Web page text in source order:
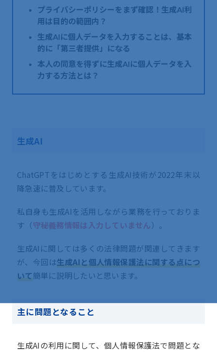
プライバシーポリシーをまず確認！生成AI利
用は目的の範囲内？
生成AIに個人データを入力することは、基本
的に「第三者提供」になる
本人の同意を得ずに生成AIに個人データを入
力する方法とは？
生成AI
ChatGPTをはじめとする生成AI技術が2022年末以
降急速に普及しています。
私自身も生成AIを活用しながら業務を行っておりま
す（守秘義務情報は入力していません）。
生成AIに関しては多くの法律問題が関連してきます
が、今回は生成AIと個人情報保護法に関する点につ
いて簡単に説明したいと思います。
主に問題となること
生成AIの利用に関して、個人情報保護法で問題とな